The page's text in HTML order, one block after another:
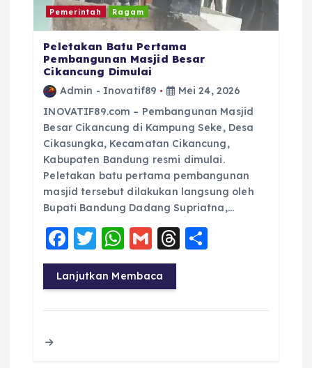
Pemerintah Ragam
Peletakan Batu Pertama
Pembangunan Masjid Besar
Cikancung Dimulai
Admin - Inovatif89
Mei 24, 2026
INOVATIF89.com – Pembangunan Masjid
Besar Cikancung di Kampung Seke, Desa
Cikasungka, Kecamatan Cikancung,
Kabupaten Bandung resmi dimulai.
Peletakan batu pertama pembangunan
masjid tersebut dilakukan langsung oleh
Bupati Bandung Dadang Supriatna,…
F
a
c
e
T
w
it
te
W
h
a
ts
G
m
ai
l
T
a re
Lanjutkan Membaca